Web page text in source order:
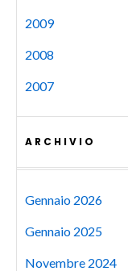
2009
2008
2007
ARCHIVIO
Gennaio 2026
Gennaio 2025
Novembre 2024